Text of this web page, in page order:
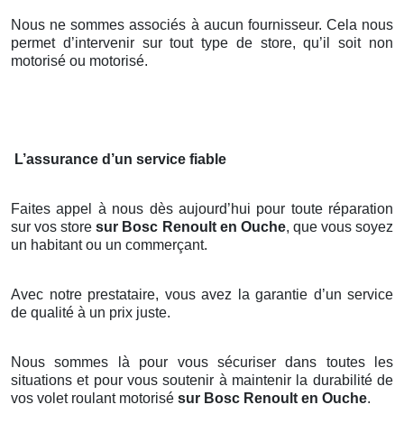
Nous ne sommes associés à aucun fournisseur. Cela nous
permet d’intervenir sur tout type de store, qu’il soit non
motorisé ou motorisé.
L’assurance d’un service fiable
Faites appel à nous dès aujourd’hui pour toute réparation
sur vos storesur Bosc Renoult en Ouche, que vous soyez
un habitant ou un commerçant.
Avec notre prestataire, vous avez la garantie d’un service
de qualité à un prix juste.
Nous sommes là pour vous sécuriser dans toutes les
situations et pour vous soutenir à maintenir la durabilité de
vos volet roulant motorisé sur Bosc Renoult en Ouche.